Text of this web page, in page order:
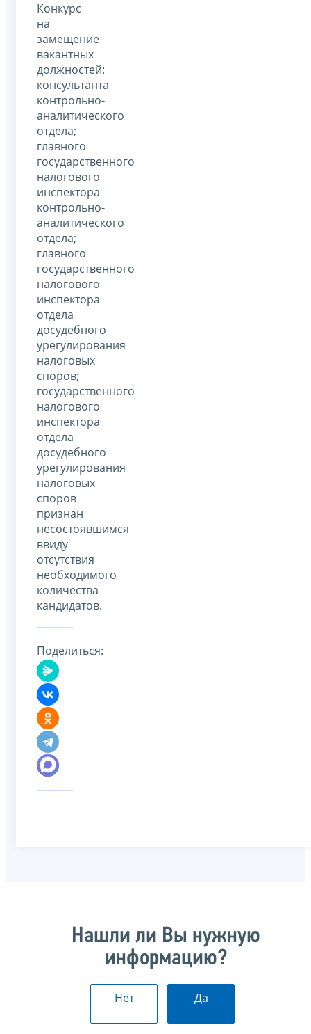
Конкурс
на
замещение
вакантных
должностей:
консультанта
контрольно-
аналитического
отдела;
главного
государственного
налогового
инспектора
контрольно-
аналитического
отдела;
главного
государственного
налогового
инспектора
отдела
досудебного
урегулирования
налоговых
споров;
государственного
налогового
инспектора
отдела
досудебного
урегулирования
налоговых
споров
признан
несостоявшимся
ввиду
отсутствия
необходимого
количества
кандидатов.
Поделиться:
Нашли ли Вы нужную
информацию?
Нет Да